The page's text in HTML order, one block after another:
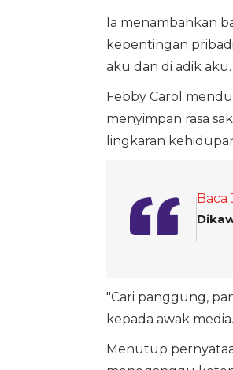
Ia menambahkan
kepentingan
aku dan di adik
Febby Carol
menyimpan rasa
lingkaran
Baca
"Cari panggung,
kepada awak media.
Menutup